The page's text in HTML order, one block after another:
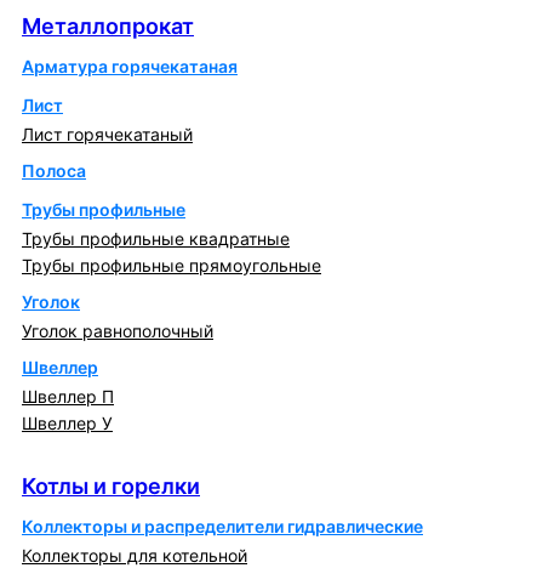
Металлопрокат
Арматура горячекатаная
Лист
Лист горячекатаный
Полоса
Трубы профильные
Трубы профильные квадратные
Трубы профильные прямоугольные
Уголок
Уголок равнополочный
Швеллер
Швеллер П
Швеллер У
Котлы и горелки
Коллекторы и распределители гидравлические
Коллекторы для котельной